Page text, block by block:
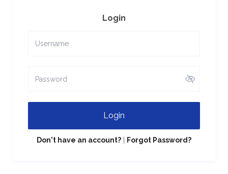
Login
Login
Don't have an account? Forgot Password?